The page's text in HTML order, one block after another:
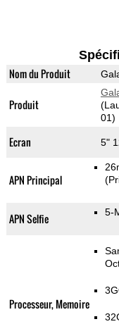
Nom du Produit
Produit
01)
Ecran 5"
APN Principal
APN Selfie 5-
Processeur, Memoire